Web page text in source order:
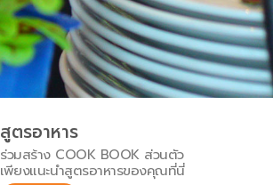
สูตรอาหาร
ร่วมสร้าง COOK BOOK ส่วนตัว
เพียงแนะนำสูตรอาหารของคุณที่นี่